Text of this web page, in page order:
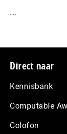
...
Footer
Direct naar
Kennisbank
Computable
Colofon